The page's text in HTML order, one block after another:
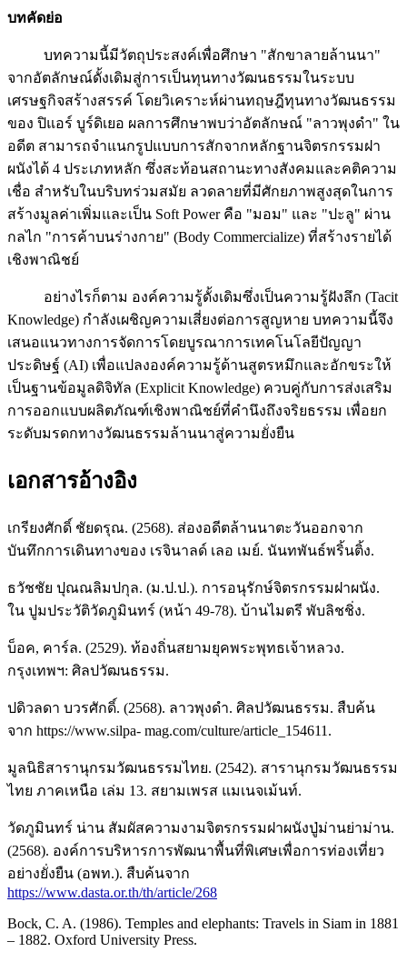
บทคัดย่อ
บทความนี้มีวัตถุประสงค์เพื่อศึกษา "สักขาลายล้านนา"
จากอัตลักษณ์ดั้งเดิมสู่การเป็นทุนทางวัฒนธรรมในระบบ
เศรษฐกิจสร้างสรรค์ โดยวิเคราะห์ผ่านทฤษฎีทุนทางวัฒนธรรม
ของ ปิแอร์ บูร์ดิเยอ ผลการศึกษาพบว่าอัตลักษณ์ "ลาวพุงดำ" ใน
อดีต สามารถจำแนกรูปแบบการสักจากหลักฐานจิตรกรรมฝา
ผนังได้ 4 ประเภทหลัก ซึ่งสะท้อนสถานะทางสังคมและคติความ
เชื่อ สำหรับในบริบทร่วมสมัย ลวดลายที่มีศักยภาพสูงสุดในการ
สร้างมูลค่าเพิ่มและเป็น Soft Power คือ "มอม" และ "ปะลู" ผ่าน
กลไก "การค้าบนร่างกาย" (Body Commercialize) ที่สร้างรายได้
เชิงพาณิชย์
อย่างไรก็ตาม องค์ความรู้ดั้งเดิมซึ่งเป็นความรู้ฝังลึก (Tacit
Knowledge) กำลังเผชิญความเสี่ยงต่อการสูญหาย บทความนี้จึง
เสนอแนวทางการจัดการโดยบูรณาการเทคโนโลยีปัญญา
ประดิษฐ์ (AI) เพื่อแปลงองค์ความรู้ด้านสูตรหมึกและอักขระให้
เป็นฐานข้อมูลดิจิทัล (Explicit Knowledge) ควบคู่กับการส่งเสริม
การออกแบบผลิตภัณฑ์เชิงพาณิชย์ที่คำนึงถึงจริยธรรม เพื่อยก
ระดับมรดกทางวัฒนธรรมล้านนาสู่ความยั่งยืน
เอกสารอ้างอิง
เกรียงศักดิ์ ชัยดรุณ. (2568). ส่องอดีตล้านนาตะวันออกจาก
บันทึกการเดินทางของ เรจินาลด์ เลอ เมย์. นันทพันธ์พริ้นติ้ง.
ธวัชชัย ปุณณลิมปกุล. (ม.ป.ป.). การอนุรักษ์จิตรกรรมฝาผนัง.
ใน ปูมประวัติวัดภูมินทร์ (หน้า 49-78). บ้านไมตรี พับลิชชิ่ง.
บ็อค, คาร์ล. (2529). ท้องถิ่นสยามยุคพระพุทธเจ้าหลวง.
กรุงเทพฯ: ศิลปวัฒนธรรม.
ปดิวลดา บวรศักดิ์. (2568). ลาวพุงดำ. ศิลปวัฒนธรรม. สืบค้น
จาก https://www.silpa- mag.com/culture/article_154611.
มูลนิธิสารานุกรมวัฒนธรรมไทย. (2542). สารานุกรมวัฒนธรรม
ไทย ภาคเหนือ เล่ม 13. สยามเพรส แมเนจเม้นท์.
วัดภูมินทร์ น่าน สัมผัสความงามจิตรกรรมฝาผนังปู่ม่านย่าม่าน.
(2568). องค์การบริหารการพัฒนาพื้นที่พิเศษเพื่อการท่องเที่ยว
อย่างยั่งยืน (อพท.). สืบค้นจาก
https://www.dasta.or.th/th/article/268
Bock, C. A. (1986). Temples and elephants: Travels in Siam in 1881
– 1882. Oxford University Press.